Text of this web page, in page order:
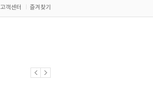
고객센터 즐겨찾기